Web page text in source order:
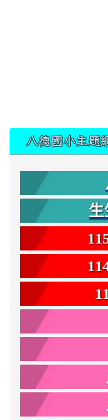
八德國小主題
生